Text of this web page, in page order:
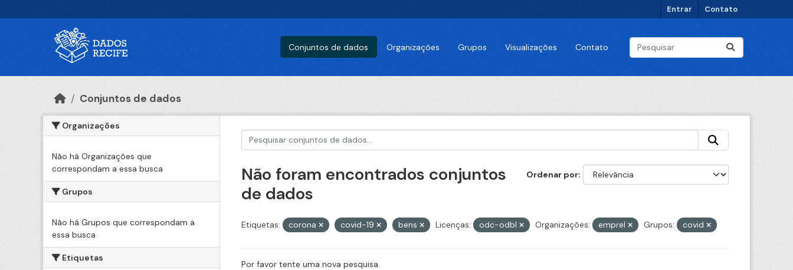
Entrar Contato
Conjuntos de dados Organizações Grupos Visualizações Contato
Conjuntos de dados
Organizações
Não há Organizações que
correspondam a essa busca
Grupos
Não há Grupos que correspondam a
essa busca
Etiquetas
Ordenar por
Não foram encontrados conjuntos
de dados
Etiquetas: corona covid-19 bens Licenças: odc-odbl Organizações: emprel Grupos: covid
Por favor tente uma nova pesquisa.